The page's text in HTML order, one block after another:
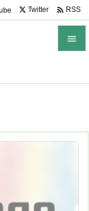

Twitter  RSS